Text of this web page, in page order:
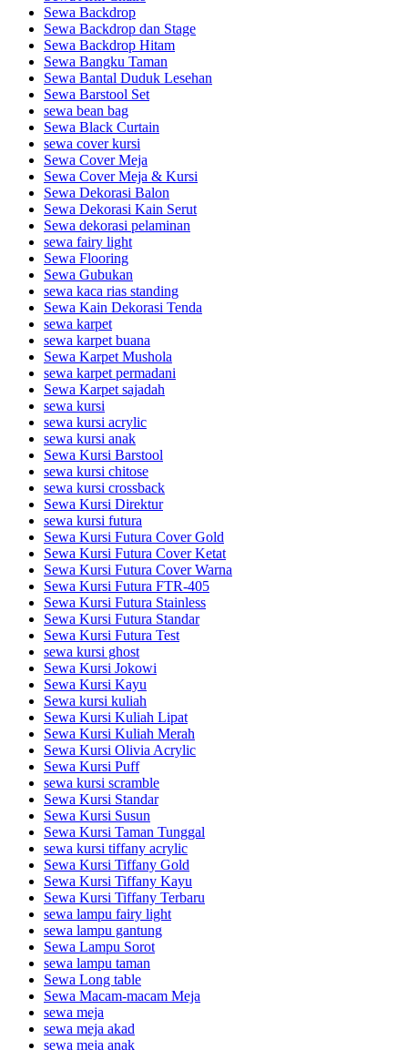
Sewa Backdrop
Sewa Backdrop dan Stage
Sewa Backdrop Hitam
Sewa Bangku Taman
Sewa Bantal Duduk Lesehan
Sewa Barstool Set
sewa bean bag
Sewa Black Curtain
sewa cover kursi
Sewa Cover Meja
Sewa Cover Meja & Kursi
Sewa Dekorasi Balon
Sewa Dekorasi Kain Serut
Sewa dekorasi pelaminan
sewa fairy light
Sewa Flooring
Sewa Gubukan
sewa kaca rias standing
Sewa Kain Dekorasi Tenda
sewa karpet
sewa karpet buana
Sewa Karpet Mushola
sewa karpet permadani
Sewa Karpet sajadah
sewa kursi
sewa kursi acrylic
sewa kursi anak
Sewa Kursi Barstool
sewa kursi chitose
sewa kursi crossback
Sewa Kursi Direktur
sewa kursi futura
Sewa Kursi Futura Cover Gold
Sewa Kursi Futura Cover Ketat
Sewa Kursi Futura Cover Warna
Sewa Kursi Futura FTR-405
Sewa Kursi Futura Stainless
Sewa Kursi Futura Standar
Sewa Kursi Futura Test
sewa kursi ghost
Sewa Kursi Jokowi
Sewa Kursi Kayu
Sewa kursi kuliah
Sewa Kursi Kuliah Lipat
Sewa Kursi Kuliah Merah
Sewa Kursi Olivia Acrylic
Sewa Kursi Puff
sewa kursi scramble
Sewa Kursi Standar
Sewa Kursi Susun
Sewa Kursi Taman Tunggal
sewa kursi tiffany acrylic
Sewa Kursi Tiffany Gold
Sewa Kursi Tiffany Kayu
Sewa Kursi Tiffany Terbaru
sewa lampu fairy light
sewa lampu gantung
Sewa Lampu Sorot
sewa lampu taman
Sewa Long table
Sewa Macam-macam Meja
sewa meja
sewa meja akad
sewa meja anak